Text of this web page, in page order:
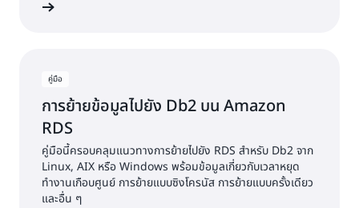
คู่มือ
การย้ายข้อมูลไปยัง Db2 บน Amazon
RDS
คู่มือนี้ครอบคลุมแนวทางการย้ายไปยัง RDS สำหรับ Db2 จาก
Linux, AIX หรือ Windows พร้อมข้อมูลเกี่ยวกับเวลาหยุด
ทำงานเกือบศูนย์ การย้ายแบบซิงโครนัส การย้ายแบบครั้งเดียว
และอื่น ๆ